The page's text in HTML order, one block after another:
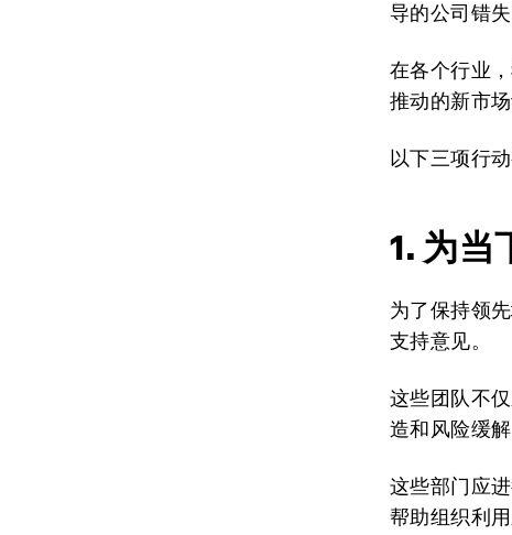
导的公司错失
在各个行业
推动的新市
以下三项行
1. 为当
为了保持领
支持意见。
这些团队不
造和风险缓解
这些部门应
帮助组织利